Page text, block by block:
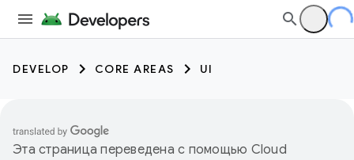
DEVELOP CORE AREAS UI
Эта страница переведена с помощью Cloud